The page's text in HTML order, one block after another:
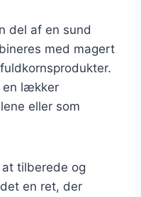
del af en sund
med magert
en lækker
eller som
tilberede og
en ret, der